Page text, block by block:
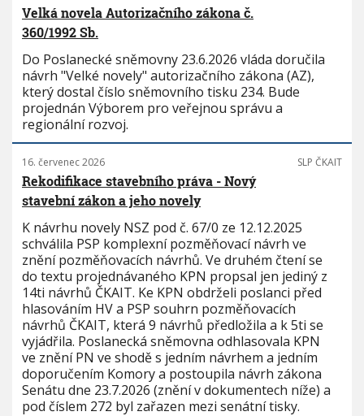
Velká novela Autorizačního zákona č.
360/1992 Sb.
Do Poslanecké sněmovny 23.6.2026 vláda doručila
návrh "Velké novely" autorizačního zákona (AZ),
který dostal číslo sněmovního tisku 234. Bude
projednán Výborem pro veřejnou správu a
regionální rozvoj.
16. červenec 2026 SLP ČKAIT
Rekodifikace stavebního práva - Nový
stavební zákon a jeho novely
K návrhu novely NSZ pod č. 67/0 ze 12.12.2025
schválila PSP komplexní pozměňovací návrh ve
znění pozměňovacích návrhů. Ve druhém čtení se
do textu projednávaného KPN propsal jen jediný z
14ti návrhů ČKAIT. Ke KPN obdrželi poslanci před
hlasováním HV a PSP souhrn pozměňovacích
návrhů ČKAIT, která 9 návrhů předložila a k 5ti se
vyjádřila. Poslanecká sněmovna odhlasovala KPN
ve znění PN ve shodě s jedním návrhem a jedním
doporučením Komory a postoupila návrh zákona
Senátu dne 23.7.2026 (znění v dokumentech níže) a
pod číslem 272 byl zařazen mezi senátní tisky.